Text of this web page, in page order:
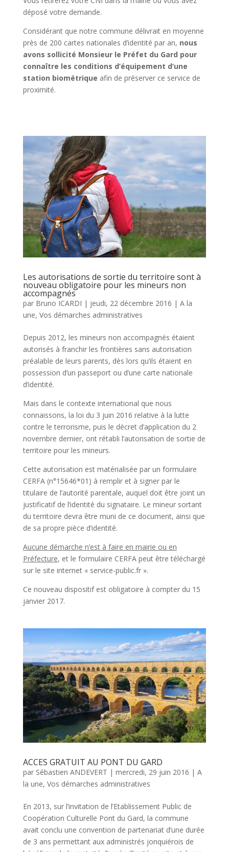
déposé votre demande.
Considérant que notre commune délivrait en moyenne
près de 200 cartes nationales d’identité par an, nous
avons sollicité Monsieur le Préfet du Gard pour
connaître les conditions d’équipement d’une
station biométrique afin de préserver ce service de
proximité.
Les autorisations de sortie du territoire sont à
nouveau obligatoire pour les mineurs non
accompagnés
par Bruno ICARDI | jeudi, 22 décembre 2016 | A la
une, Vos démarches administratives
Depuis 2012, les mineurs non accompagnés étaient
autorisés à franchir les frontières sans autorisation
préalable de leurs parents, dès lors qu’ils étaient en
possession d’un passeport ou d’une carte nationale
d’identité.
Mais dans le contexte international que nous
connaissons, la loi du 3 juin 2016 relative à la lutte
contre le terrorisme, puis le décret d’application du 2
novembre dernier, ont rétabli l’autorisation de sortie de
territoire pour les mineurs.
Cette autorisation est matérialisée par un formulaire
CERFA (n°15646*01) à remplir et à signer par le
titulaire de l’autorité parentale, auquel doit être joint un
justificatif de l’identité du signataire. Le mineur sortant
du territoire devra être muni de ce document, ainsi que
de sa propre pièce d’identité.
Aucune démarche n’est à faire en mairie ou en
Préfecture, et le formulaire CERFA peut être téléchargé
sur le site internet « service-public.fr ».
Ce nouveau dispositif est obligatoire à compter du 15
janvier 2017.
ACCES GRATUIT AU PONT DU GARD
par Sébastien ANDEVERT | mercredi, 29 juin 2016 | A
la une, Vos démarches administratives
En 2013, sur l’invitation de l’Etablissement Public de
Coopération Culturelle Pont du Gard, la commune
avait conclu une convention de partenariat d’une durée
de 3 ans permettant aux administrés jonquiérois de